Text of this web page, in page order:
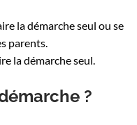
la démarche seul ou se
parents.
la démarche seul.
?